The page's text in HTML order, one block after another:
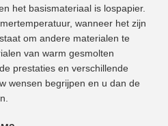
het basismateriaal is lospapier.
wanneer het zijn
om andere materialen te
van warm gesmolten
prestaties en verschillende
wensen begrijpen en u dan de